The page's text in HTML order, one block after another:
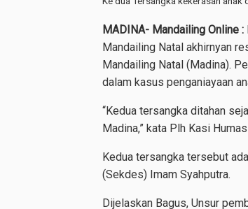
MADINA- Mandailing Online :
Mandailing Natal akhirnyan
Mandailing Natal (Madina).
dalam kasus penganiayaan
“Kedua tersangka ditahan
Madina,” kata Plh Kasi
Kedua tersangka tersebut
(Sekdes) Imam Syahputra.
Dijelaskan Bagus, Unsur